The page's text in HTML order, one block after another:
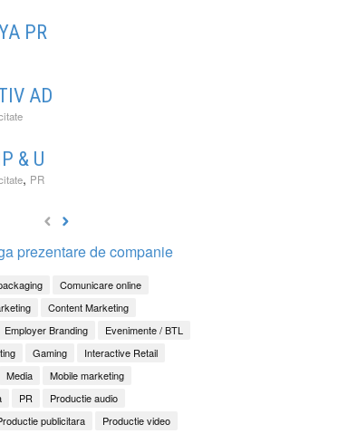
PR
AD
& U
, PR
prezentare de companie
Comunicare online
Content Marketing
Employer Branding
Evenimente / BTL
Gaming
Interactive Retail
Media
Mobile marketing
PR
Productie audio
publicitara
Productie video